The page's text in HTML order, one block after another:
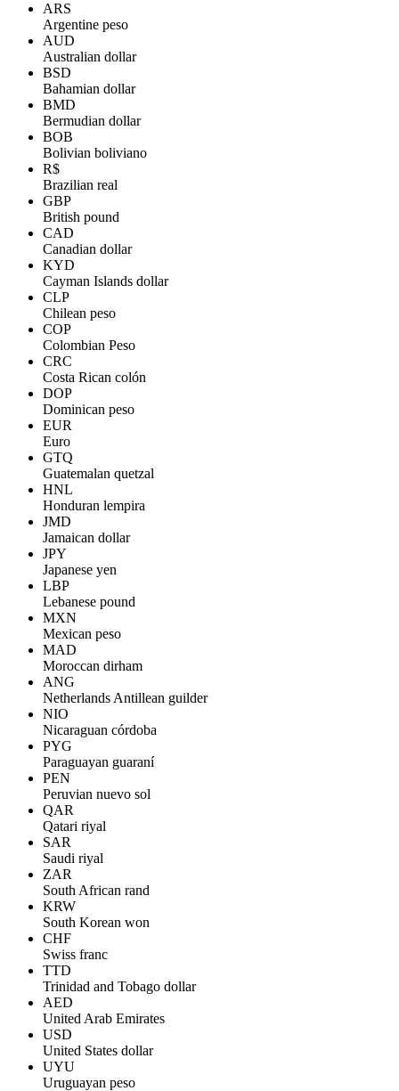
ARS
Argentine peso
AUD
Australian dollar
BSD
Bahamian dollar
BMD
Bermudian dollar
BOB
Bolivian boliviano
R$
Brazilian real
GBP
British pound
CAD
Canadian dollar
KYD
Cayman Islands dollar
CLP
Chilean peso
COP
Colombian Peso
CRC
Costa Rican colón
DOP
Dominican peso
EUR
Euro
GTQ
Guatemalan quetzal
HNL
Honduran lempira
JMD
Jamaican dollar
JPY
Japanese yen
LBP
Lebanese pound
MXN
Mexican peso
MAD
Moroccan dirham
ANG
Netherlands Antillean guilder
NIO
Nicaraguan córdoba
PYG
Paraguayan guaraní
PEN
Peruvian nuevo sol
QAR
Qatari riyal
SAR
Saudi riyal
ZAR
South African rand
KRW
South Korean won
CHF
Swiss franc
TTD
Trinidad and Tobago dollar
AED
United Arab Emirates
USD
United States dollar
UYU
Uruguayan peso